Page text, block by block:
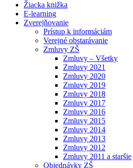
Žiacka knižka
E-learning
Zverejňovanie
Prístup k informáciám
Verejné obstarávanie
Zmluvy ZŠ
Zmluvy – Všetky
Zmluvy 2021
Zmluvy 2020
Zmluvy 2019
Zmluvy 2018
Zmluvy 2017
Zmluvy 2016
Zmluvy 2015
Zmluvy 2014
Zmluvy 2013
Zmluvy 2012
Zmluvy 2011 a staršie
Objednávky ZŠ